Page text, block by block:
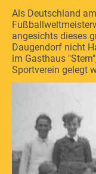
Als Deutschland
angesichts dieses
Daugendorf nicht
im Gasthaus
Sportverein gelegt